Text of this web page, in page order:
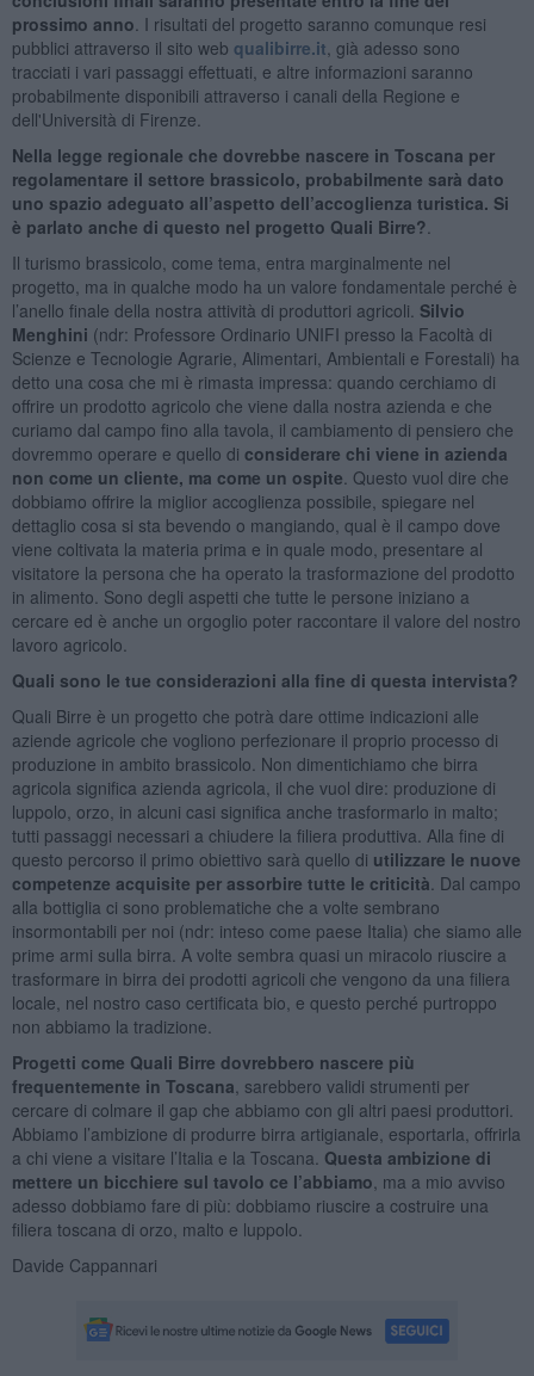
prossimo anno . I risultati del progetto saranno comunque resi
pubblici attraverso il sito web qualibirre.it , già adesso sono
tracciati i vari passaggi effettuati, e altre informazioni saranno
probabilmente disponibili attraverso i canali della Regione e
dell'Università di Firenze.
Nella legge regionale che dovrebbe nascere in Toscana per
regolamentare il settore brassicolo, probabilmente sarà dato
uno spazio adeguato all’aspetto dell’accoglienza turistica. Si
è parlato anche di questo nel progetto Quali Birre?
Il turismo brassicolo, come tema, entra marginalmente nel
progetto, ma in qualche modo ha un valore fondamentale perché è
l’anello finale della nostra attività di produttori agricoli. Silvio
Menghini (ndr: Professore Ordinario UNIFI presso la Facoltà di
Scienze e Tecnologie Agrarie, Alimentari, Ambientali e Forestali) ha
detto una cosa che mi è rimasta impressa: quando cerchiamo di
offrire un prodotto agricolo che viene dalla nostra azienda e che
curiamo dal campo fino alla tavola, il cambiamento di pensiero che
dovremmo operare e quello di considerare chi viene in azienda
non come un cliente, ma come un ospite . Questo vuol dire che
dobbiamo offrire la miglior accoglienza possibile, spiegare nel
dettaglio cosa si sta bevendo o mangiando, qual è il campo dove
viene coltivata la materia prima e in quale modo, presentare al
visitatore la persona che ha operato la trasformazione del prodotto
in alimento. Sono degli aspetti che tutte le persone iniziano a
cercare ed è anche un orgoglio poter raccontare il valore del nostro
lavoro agricolo.
Quali sono le tue considerazioni alla fine di questa intervista?
Quali Birre è un progetto che potrà dare ottime indicazioni alle
aziende agricole che vogliono perfezionare il proprio processo di
produzione in ambito brassicolo. Non dimentichiamo che birra
agricola significa azienda agricola, il che vuol dire: produzione di
luppolo, orzo, in alcuni casi significa anche trasformarlo in malto;
tutti passaggi necessari a chiudere la filiera produttiva. Alla fine di
questo percorso il primo obiettivo sarà quello di utilizzare le nuove
competenze acquisite per assorbire tutte le criticità . Dal campo
alla bottiglia ci sono problematiche che a volte sembrano
insormontabili per noi (ndr: inteso come paese Italia) che siamo alle
prime armi sulla birra. A volte sembra quasi un miracolo riuscire a
trasformare in birra dei prodotti agricoli che vengono da una filiera
locale, nel nostro caso certificata bio, e questo perché purtroppo
non abbiamo la tradizione.
Progetti come Quali Birre dovrebbero nascere più
frequentemente in Toscana , sarebbero validi strumenti per
cercare di colmare il gap che abbiamo con gli altri paesi produttori.
Abbiamo l’ambizione di produrre birra artigianale, esportarla, offrirla
a chi viene a visitare l’Italia e la Toscana. Questa ambizione di
mettere un bicchiere sul tavolo ce l’abbiamo , ma a mio avviso
adesso dobbiamo fare di più: dobbiamo riuscire a costruire una
filiera toscana di orzo, malto e luppolo.
Davide Cappannari